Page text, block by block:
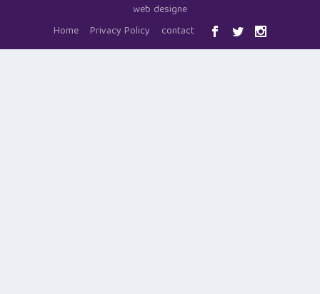
web designe
Home
Privacy Policy contact